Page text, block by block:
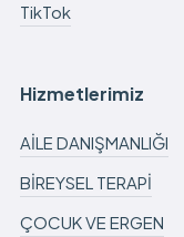
TikTok
Hizmetlerimiz
AİLE DANIŞMANLIĞI
BİREYSEL TERAPİ
ÇOCUK VE ERGEN